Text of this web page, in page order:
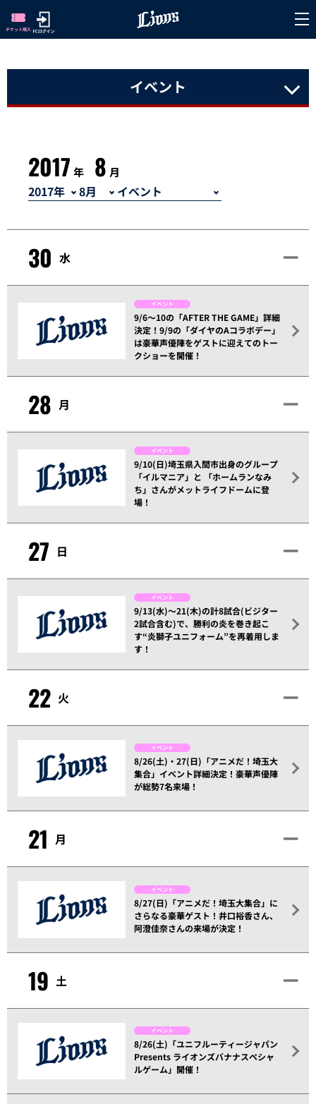
イベント
2017 年 8 月
30 水
イベント
9/6～10の「AFTER THE GAME」詳細
決定！9/9の「ダイヤのAコラボデー」
は豪華声優陣をゲストに迎えてのトー
クショーを開催！
28 月
イベント
9/10(日)埼玉県入間市出身のグループ
「イルマニア」と 「ホームランなみ
ち」さんがメットライフドームに登
場！
27 日
イベント
9/13(水)～21(木)の計8試合(ビジター
2試合含む)で、勝利の炎を巻き起こ
す“炎獅子ユニフォーム”を再着用しま
す！
22 火
イベント
8/26(土)・27(日)「アニメだ！埼玉大
集合」イベント詳細決定！豪華声優陣
が総勢7名来場！
21 月
イベント
8/27(日)「アニメだ！埼玉大集合」に
さらなる豪華ゲスト！井口裕香さん、
阿澄佳奈さんの来場が決定！
19 土
イベント
8/26(土)「ユニフルーティージャパン
Presents ライオンズバナナスペシャ
ルゲーム」開催！